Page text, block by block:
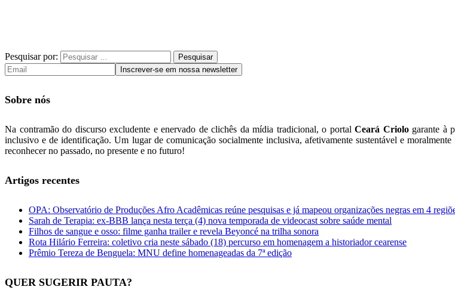
Pesquisar por:
Sobre nós
Na contramão do discurso excludente e enervado de clichês da mídia tradicional, o portal Ceará Criologarante à
inclusivo e de identificação. Um lugar de comunicação socialmente inclusiva, afetivamente sustentável e
reconhecer no passado, no presente e no futuro!
Artigos recentes
OPA: Observatório de Produções Afro Acadêmicas reúne pesquisas e já mapeou organizações negras em 4
Sarah de Terapia: ex-BBB lança nesta terça (4) nova temporada de videocast sobre saúde mental
Filhos de sangue e osso: filme ganha trailer e revela Beyoncé na trilha sonora
Rota Hilário Ferreira: coletivo cria neste sábado (18) percurso em homenagem a historiador cearense
Prêmio Tereza de Benguela: MNU define homenageadas da 7ª edição
QUER SUGERIR PAUTA?